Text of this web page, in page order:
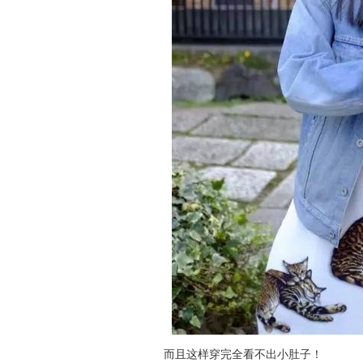
而且这样穿完全看不出小肚子！